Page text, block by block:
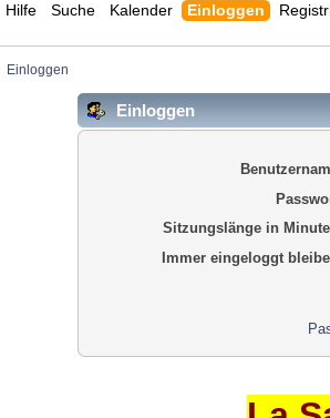
Hilfe Suche Kalender Einloggen
Einloggen
Einloggen
Sitzungslänge in
Immer eingeloggt